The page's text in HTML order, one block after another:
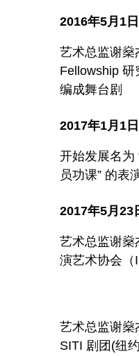
2016年5月1日
艺术总监谢燊
Fellowship
编成舞台剧
2017年1月1日
开始发展名为
员功课” 的表
2017年5月23
艺术总监谢燊
演艺术协会（
艺术总监谢燊
SITI 剧团(纽